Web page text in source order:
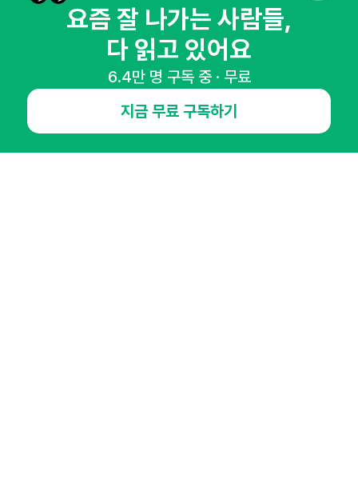
매주 화요일 아침,
마케팅 감각을 깨워 드릴게요!
65,043명의 마케터를 성장시키는 뉴스레터
요즘 잘 나가는 사람들,
다 읽고 있어요
6.4만 명 구독 중 · 무료
지금 무료 구독하기